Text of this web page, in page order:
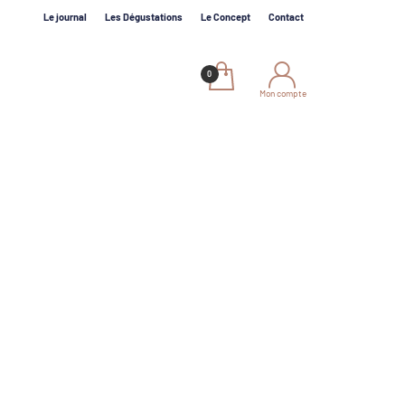
Le journal Les Dégustations Le Concept Contact
Mon compte